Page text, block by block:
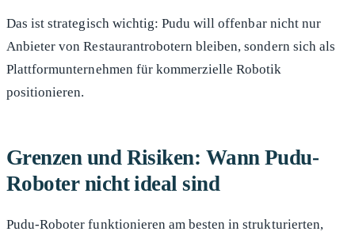
Das ist strategisch wichtig: Pudu will offenbar nicht nur
Anbieter von Restaurantrobotern bleiben, sondern sich als
Plattformunternehmen für kommerzielle Robotik
positionieren.
Grenzen und Risiken: Wann Pudu-
Roboter nicht ideal sind
Pudu-Roboter funktionieren am besten in strukturierten,